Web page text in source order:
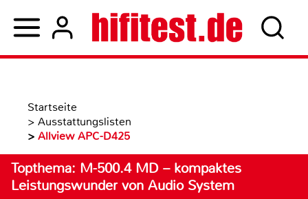
Startseite
> Ausstattungslisten
> Allview APC-D425
Topthema: M-500.4 MD – kompaktes
Leistungswunder von Audio System